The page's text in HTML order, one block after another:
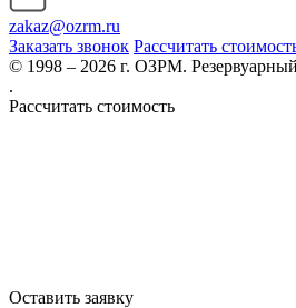
zakaz@ozrm.ru
Заказать звонок Рассчитать
© 1998 – 2026 г. ОЗРМ.
.
Рассчитать стоимость
Оставить заявку